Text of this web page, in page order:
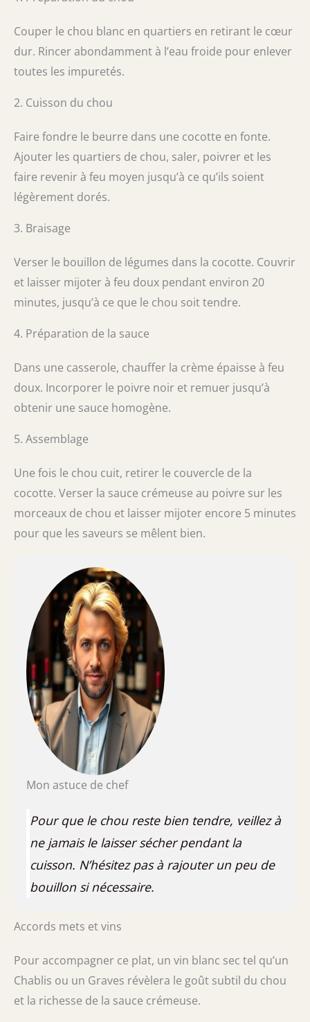
Couper le chou blanc en quartiers en retirant le cœur
dur. Rincer abondamment à l’eau froide pour enlever
toutes les impuretés.
2. Cuisson du chou
Faire fondre le beurre dans une cocotte en fonte.
Ajouter les quartiers de chou, saler, poivrer et les
faire revenir à feu moyen jusqu’à ce qu’ils soient
légèrement dorés.
3. Braisage
Verser le bouillon de légumes dans la cocotte. Couvrir
et laisser mijoter à feu doux pendant environ 20
minutes, jusqu’à ce que le chou soit tendre.
4. Préparation de la sauce
Dans une casserole, chauffer la crème épaisse à feu
doux. Incorporer le poivre noir et remuer jusqu’à
obtenir une sauce homogène.
5. Assemblage
Une fois le chou cuit, retirer le couvercle de la
cocotte. Verser la sauce crémeuse au poivre sur les
morceaux de chou et laisser mijoter encore 5 minutes
pour que les saveurs se mêlent bien.
Mon astuce de chef
Pour que le chou reste bien tendre, veillez à
ne jamais le laisser sécher pendant la
cuisson. N’hésitez pas à rajouter un peu de
bouillon si nécessaire.
Accords mets et vins
Pour accompagner ce plat, un vin blanc sec tel qu’un
Chablis ou un Graves révèlera le goût subtil du chou
et la richesse de la sauce crémeuse.